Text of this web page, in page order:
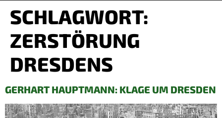
SCHLAGWORT:
ZERSTÖRUNG
DRESDENS
GERHART HAUPTMANN: KLAGE UM DRESDEN